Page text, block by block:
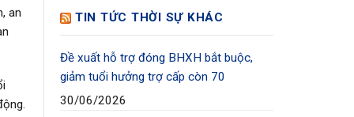
an
TIN TỨC THỜI SỰ KHÁC
Đề xuất hỗ trợ đóng BHXH bắt buộc,
giảm tuổi hưởng trợ cấp còn 70
30/06/2026